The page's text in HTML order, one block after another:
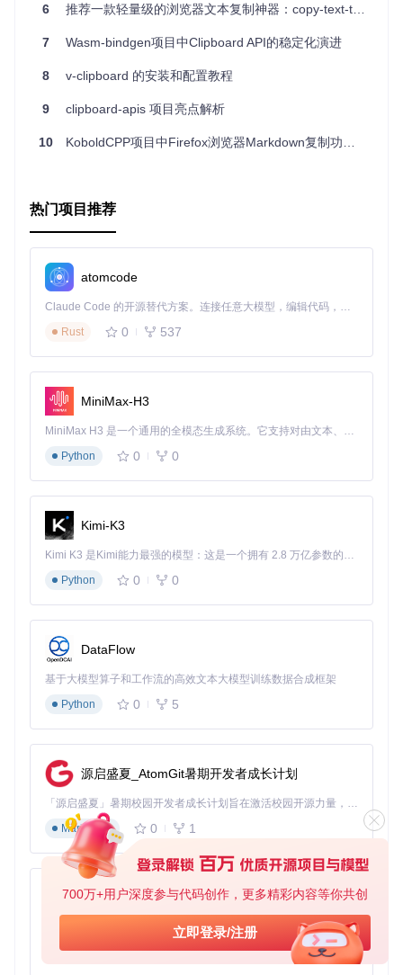
700万+用户深度参与代码创作，更多精彩内容等你共创
立即登录/注册
6 推荐一款轻量级的浏览器文本复制神器：copy-text-to-clipboard
7 Wasm-bindgen项目中Clipboard API的稳定化演进
8 v-clipboard 的安装和配置教程
9 clipboard-apis 项目亮点解析
10 KoboldCPP项目中Firefox浏览器Markdown复制功能失效问题解析
热门项目推荐
atomcode
Claude Code 的开源替代方案。连接任意大模型，编辑代码，运行命令，自动验证 — 全自动执行。用 Rust 构建，极致性能。 ｜ An open-source alternative to Claude Code. Connect any LLM, edit code, run commands, and verify changes — autonomously. Built in Rust for speed. Get Started
Rust
0 537
MiniMax-H3
MiniMax H3 是一个通用的全模态生成系统。它支持对由文本、图像、视频和音频组成的多模态上下文进行统一理解，并能生成分辨率高达 2K、时长可达 15 秒的带原生立体声音频的视频。得益于面向任务泛化的系统设计，H3 在预训练阶段就已具备广泛的多模态上下文理解与生成能力，能够出色地执行复杂的多模态指令。
Python
0 0
Kimi-K3
Kimi K3 是Kimi能力最强的模型：这是一个拥有 2.8 万亿参数的混合专家（MoE）模型，具备原生视觉理解能力，并支持 100 万 token 的上下文窗口。
Python
0 0
DataFlow
基于大模型算子和工作流的高效文本大模型训练数据合成框架
Python
0 5
源启盛夏_AtomGit暑期开发者成长计划
「源启盛夏」暑期校园开发者成长计划旨在激活校园开源力量，通过积分激励、认证扶持、资源倾斜等形式，引导高校组织和开发者完成「入驻 — 建项目 — 做贡献 — 获认证 — 得资源」的完整闭环。无论你是想带领社团入驻平台的组织者，还是希望用代码贡献证明自己的开发者，都能在这里找到属于你的成长路径。
Markdown
0 1
py-xiaozhi
基于Python的Xiaozhi AI，适用于想要完整Xiaozhi体验而无需拥有专用硬件的用户。
Python
0 1